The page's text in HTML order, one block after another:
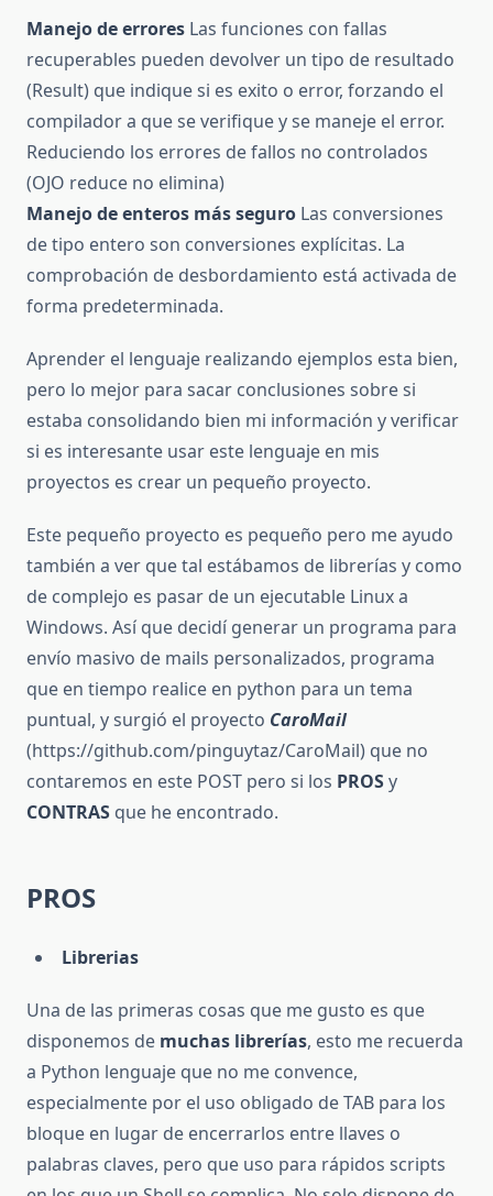
Manejo de errores Las funciones con fallas
recuperables pueden devolver un tipo de resultado
(Result) que indique si es exito o error, forzando el
compilador a que se verifique y se maneje el error.
Reduciendo los errores de fallos no controlados
(OJO reduce no elimina)
Manejo de enteros más seguro Las conversiones
de tipo entero son conversiones explícitas. La
comprobación de desbordamiento está activada de
forma predeterminada.
Aprender el lenguaje realizando ejemplos esta bien,
pero lo mejor para sacar conclusiones sobre si
estaba consolidando bien mi información y verificar
si es interesante usar este lenguaje en mis
proyectos es crear un pequeño proyecto.
Este pequeño proyecto es pequeño pero me ayudo
también a ver que tal estábamos de librerías y como
de complejo es pasar de un ejecutable Linux a
Windows. Así que decidí generar un programa para
envío masivo de mails personalizados, programa
que en tiempo realice en python para un tema
puntual, y surgió el proyecto CaroMail
(https://github.com/pinguytaz/CaroMail) que no
contaremos en este POST pero si los PROSy
CONTRAS que he encontrado.
PROS
Librerias
Una de las primeras cosas que me gusto es que
disponemos de muchas librerías, esto me recuerda
a Python lenguaje que no me convence,
especialmente por el uso obligado de TAB para los
bloque en lugar de encerrarlos entre llaves o
palabras claves, pero que uso para rápidos scripts